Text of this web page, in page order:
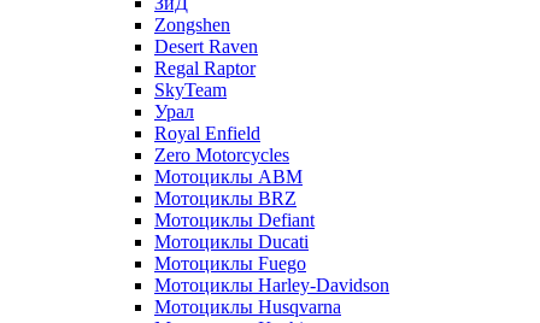
Zongshen
Desert Raven
Regal Raptor
SkyTeam
Урал
Royal Enfield
Zero Motorcycles
Мотоциклы ABM
Мотоциклы BRZ
Мотоциклы Defiant
Мотоциклы Ducati
Мотоциклы Fuego
Мотоциклы Harley-Davidson
Мотоциклы Husqvarna